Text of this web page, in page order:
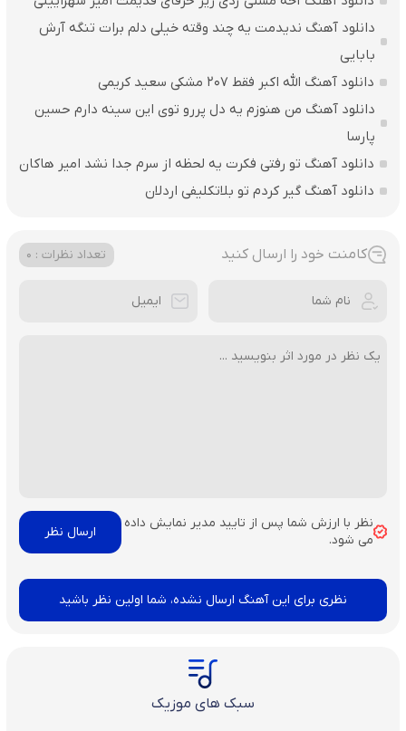
دانلود آهنگ ندیدمت یه چند وقته خیلی دلم برات تنگه آرش
بابایی
دانلود آهنگ الله اکبر فقط 207 مشکی سعید کریمی
دانلود آهنگ من هنوزم یه دل پررو توی این سینه دارم حسین
پارسا
دانلود آهنگ تو رفتی فکرت یه لحظه از سرم جدا نشد امیر هاکان
دانلود آهنگ گیر کردم تو بلاتکلیفی اردلان
کامنت خود را ارسال کنید تعداد نظرات : 0
نظر با ارزش شما پس از تایید مدیر نمایش داده
می شود.
نظری برای این آهنگ ارسال نشده، شما اولین نظر باشید
سبک های موزیک